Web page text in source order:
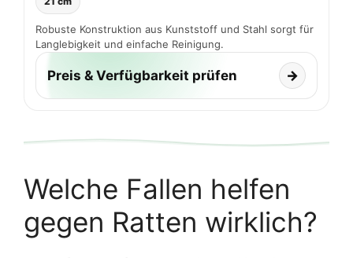
Robuste Konstruktion aus Kunststoff und Stahl sorgt für
Langlebigkeit und einfache Reinigung.
Preis & Verfügbarkeit prüfen →
Welche Fallen helfen
gegen Ratten wirklich?